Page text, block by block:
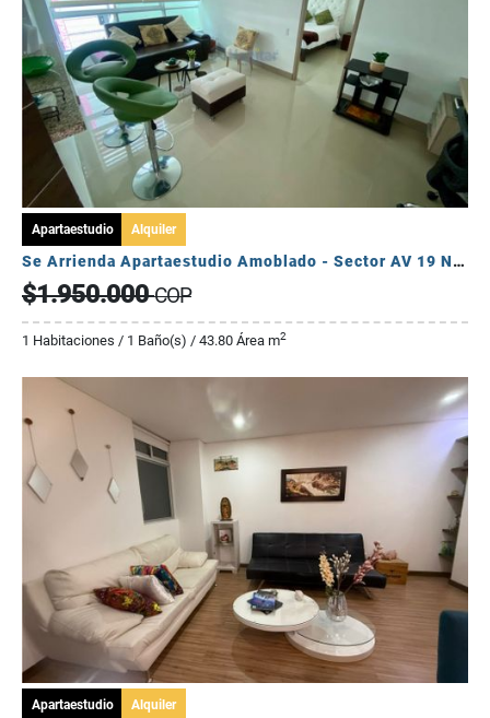
Apartaestudio Alquiler
Se Arrienda Apartaestudio Amoblado - Sector AV 19 Norte Atlantis
$1.950.000COP
1 Habitaciones / 1 Baño(s) / 43.80 Área m2
Apartaestudio Alquiler